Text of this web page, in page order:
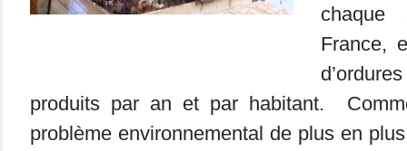
chaque
France,
produits par an et par habitant.
problème environnemental de plus en